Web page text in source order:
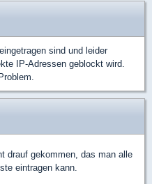
sind und leider
IP-Adressen geblockt wird.
drauf gekommen, das man alle
eintragen kann.